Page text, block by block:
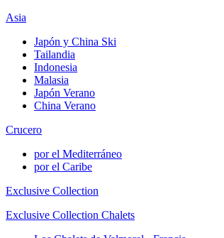
Asia
Japón y China Ski
Tailandia
Indonesia
Malasia
Japón Verano
China Verano
Crucero
por el Mediterráneo
por el Caribe
Exclusive Collection
Exclusive Collection Chalets